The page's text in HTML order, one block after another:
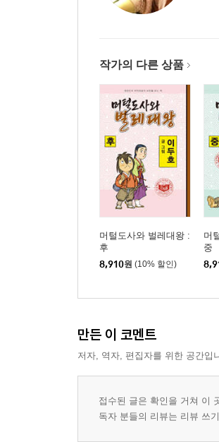
작가의 다른 상품
머털도사와 벌레대왕 :
후
8,910원 (10% 할인)
머
중
만든 이 코멘트
저자, 역자, 편집자를 위한 공간입
접수된 글은 확인을 거쳐 이
독자 분들의 리뷰는 리뷰 쓰